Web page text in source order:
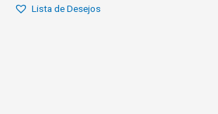
Lista de Desejos